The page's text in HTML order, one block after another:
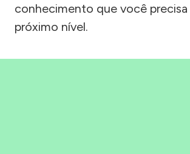
conhecimento que você precisa
próximo nível.